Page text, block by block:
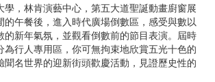
學，林肯演藝中心，第五大道聖誕動畫廚窗展
的午餐後，進入時代廣場倒數區，感受與數以
的新年氣氛，並觀看倒數前的節目表演。屆時
為行人專用區，你可無拘束地欣賞五光十色的
聞名世界的迎新街頭歡慶活動，見證歷史性的